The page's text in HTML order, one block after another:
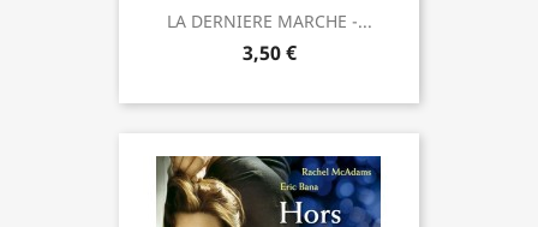
LA DERNIERE MARCHE -...
3,50 €